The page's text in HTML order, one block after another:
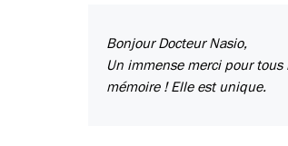
Bonjour Docteur Nasio,
Un immense merci pour tous
mémoire ! Elle est unique.